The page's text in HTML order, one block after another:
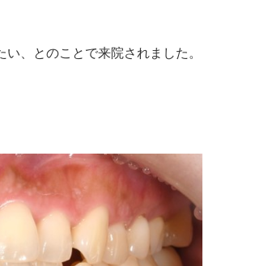
、とのことで来院されました。